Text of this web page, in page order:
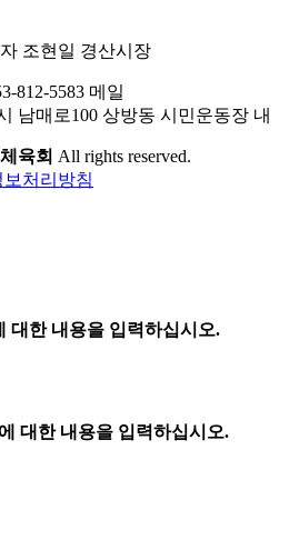
조현일 경산시장
812-5583 메일
남매로100 상방동 시민운동장 내
육회 All rights reserved.
처리방침
대한 내용을 입력하십시오.
대한 내용을 입력하십시오.